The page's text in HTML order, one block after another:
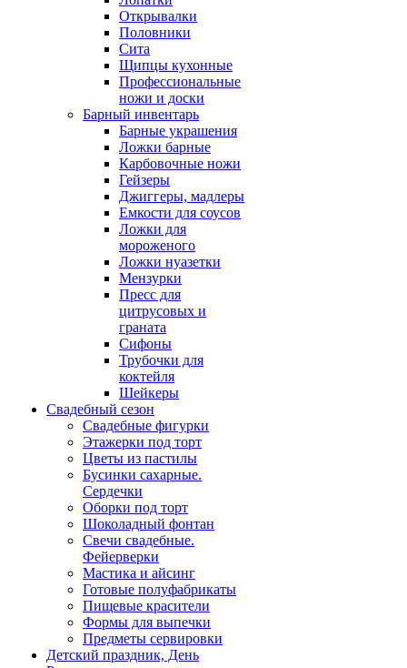
Открывалки
Половники
Сита
Щипцы кухонные
Профессиональные
ножи и доски
Барный инвентарь
Барные украшения
Ложки барные
Карбовочные ножи
Гейзеры
Джиггеры, мадлеры
Емкости для соусов
Ложки для
мороженого
Ложки нуазетки
Мензурки
Пресс для
цитрусовых и
граната
Сифоны
Трубочки для
коктейля
Шейкеры
Свадебный сезон
Свадебные фигурки
Этажерки под торт
Цветы из пастилы
Бусинки сахарные.
Сердечки
Оборки под торт
Шоколадный фонтан
Свечи свадебные.
Фейерверки
Мастика и айсинг
Готовые полуфабрикаты
Пищевые красители
Формы для выпечки
Предметы сервировки
Детский праздник, День